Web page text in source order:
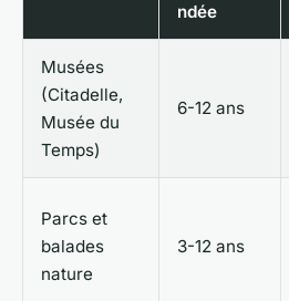
ndée
Musées
(Citadelle,
Musée du
Temps)
6-12 ans
Parcs et
balades
nature
3-12 ans